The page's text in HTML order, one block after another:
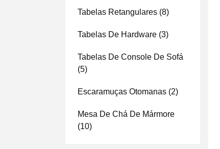
Tabelas Retangulares (8)
Tabelas De Hardware (3)
Tabelas De Console De Sofá
(5)
Escaramuças Otomanas (2)
Mesa De Chá De Mármore
(10)